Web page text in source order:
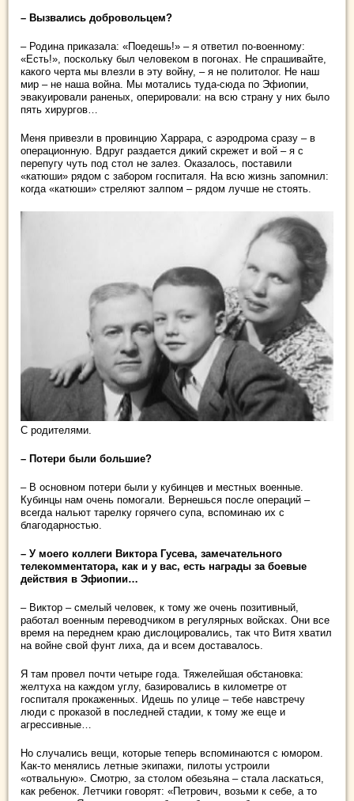
– Вызвались добровольцем?
– Родина приказала: «Поедешь!» – я ответил по-военному:
«Есть!», поскольку был человеком в погонах. Не спрашивайте,
какого черта мы влезли в эту войну, – я не политолог. Не наш
мир – не наша война. Мы мотались туда-сюда по Эфиопии,
эвакуировали раненых, оперировали: на всю страну у них было
пять хирургов…
Меня привезли в провинцию Харрара, с аэродрома сразу – в
операционную. Вдруг раздается дикий скрежет и вой – я с
перепугу чуть под стол не залез. Оказалось, поставили
«катюши» рядом с забором госпиталя. На всю жизнь запомнил:
когда «катюши» стреляют залпом – рядом лучше не стоять.
С родителями.
– Потери были большие?
– В основном потери были у кубинцев и местных военные.
Кубинцы нам очень помогали. Вернешься после операций –
всегда нальют тарелку горячего супа, вспоминаю их с
благодарностью.
– У моего коллеги Виктора Гусева, замечательного
телекомментатора, как и у вас, есть награды за боевые
действия в Эфиопии…
– Виктор – смелый человек, к тому же очень позитивный,
работал военным переводчиком в регулярных войсках. Они все
время на переднем краю дислоцировались, так что Витя хватил
на войне свой фунт лиха, да и всем доставалось.
Я там провел почти четыре года. Тяжелейшая обстановка:
желтуха на каждом углу, базировались в километре от
госпиталя прокаженных. Идешь по улице – тебе навстречу
люди с проказой в последней стадии, к тому же еще и
агрессивные…
Но случались вещи, которые теперь вспоминаются с юмором.
Как-то менялись летные экипажи, пилоты устроили
«отвальную». Смотрю, за столом обезьяна – стала ласкаться,
как ребенок. Летчики говорят: «Петрович, возьми к себе, а то